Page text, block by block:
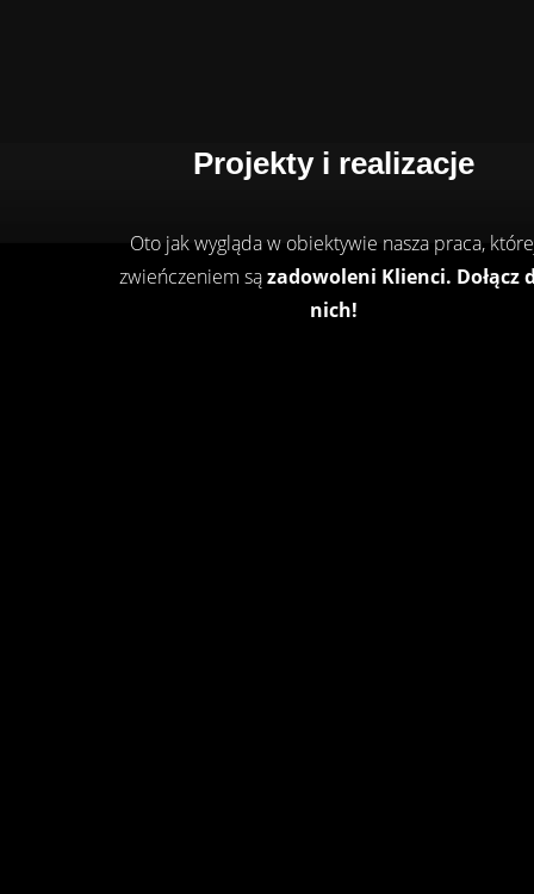
Projekty i realizacje
Oto jak wygląda w obiektywie nasza praca,
zwieńczeniem sązadowoleni Klienci. Dołącz
nich!